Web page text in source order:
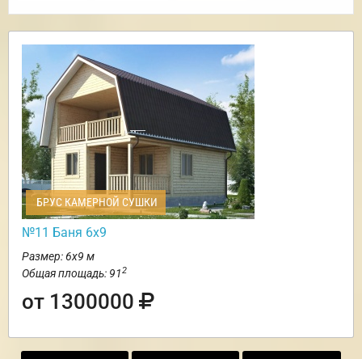
БРУС КАМЕРНОЙ СУШКИ
№11 Баня 6х9
Размер: 6х9 м
Общая площадь: 912
от 1300000